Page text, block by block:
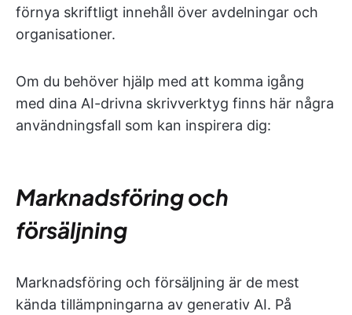
förnya skriftligt innehåll över avdelningar och
organisationer.
Om du behöver hjälp med att komma igång
med dina AI-drivna skrivverktyg finns här några
användningsfall som kan inspirera dig:
Marknadsföring och
försäljning
Marknadsföring och försäljning är de mest
kända tillämpningarna av generativ AI. På